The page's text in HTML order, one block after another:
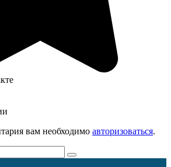
вам необходимо авторизоваться.